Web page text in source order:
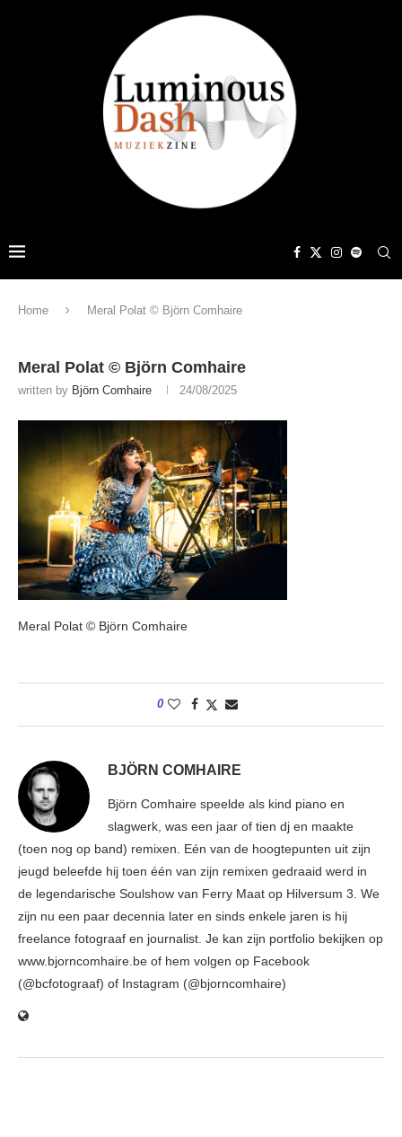
Home Meral Polat © Björn Comhaire
Meral Polat © Björn Comhaire
written by Björn Comhaire 24/08/2025
Meral Polat © Björn Comhaire
0
BJÖRN COMHAIRE
Björn Comhaire speelde als kind piano en
slagwerk, was een jaar of tien dj en maakte
(toen nog op band) remixen. Eén van de hoogtepunten uit zijn
jeugd beleefde hij toen één van zijn remixen gedraaid werd in
de legendarische Soulshow van Ferry Maat op Hilversum 3. We
zijn nu een paar decennia later en sinds enkele jaren is hij
freelance fotograaf en journalist. Je kan zijn portfolio bekijken op
www.bjorncomhaire.be of hem volgen op Facebook
(@bcfotograaf) of Instagram (@bjorncomhaire)